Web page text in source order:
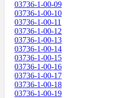
03736-1-00-09
03736-1-00-10
03736-1-00-11
03736-1-00-12
03736-1-00-13
03736-1-00-14
03736-1-00-15
03736-1-00-16
03736-1-00-17
03736-1-00-18
03736-1-00-19